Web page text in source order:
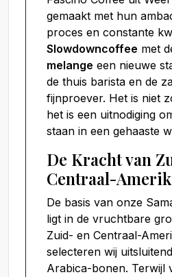
gemaakt met hun
proces en constante
Slowdowncoffee met
melange een nieuwe
de thuis barista en de
fijnproever. Het is niet
het is een uitnodiging
staan in een gehaaste
De Kracht van
Centraal-
De basis van onze
ligt in de vruchtbare
Zuid- en Centraal-
selecteren wij
Arabica-bonen. Terwijl